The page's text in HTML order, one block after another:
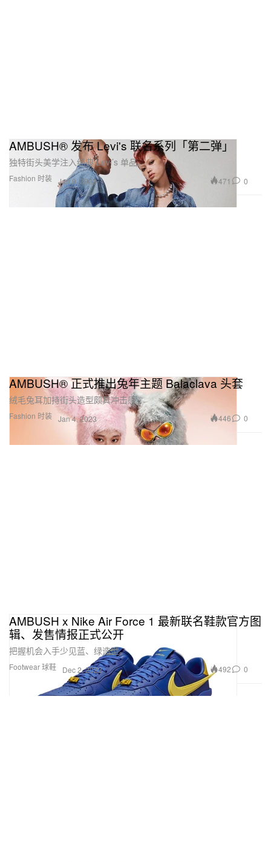
Fashion 时装
AMBUSH® 发布 Levi's 联名系列「第二弹」
独特街头美学注入经典 Levi’s 单品。
Jan 9, 2023 471 0
Fashion 时装
AMBUSH® 正式推出兔年主题 Balaclava 头套
绒毛兔耳加持街头造型颇具冲击感。
Jan 4, 2023 446 0
Footwear 球鞋
AMBUSH x Nike Air Force 1 最新联名鞋款官方图
辑、发售情报正式公开
把握机会入手少见蓝、绿造型。
Dec 2, 2022 492 0